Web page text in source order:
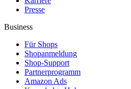
Presse
Business
Für Shops
Shopanmeldung
Shop-Support
Partnerprogramm
Amazon Ads